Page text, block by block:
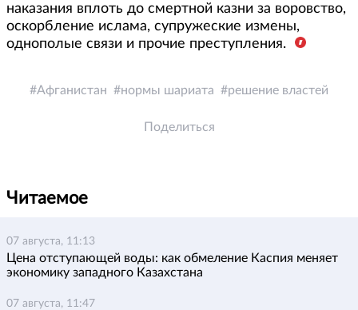
наказания вплоть до смертной казни за воровство,
оскорбление ислама, супружеские измены,
однополые связи и прочие преступления.
Афганистан нормы шариата решение властей
Поделиться
Читаемое
07 августа, 11:13
Цена отступающей воды: как обмеление Каспия меняет
экономику западного Казахстана
07 августа, 11:47